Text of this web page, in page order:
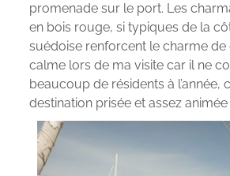
promenade sur le port. Les
en bois rouge, si typiques de la
suédoise renforcent le charme de
calme lors de ma visite car il ne
beaucoup de résidents à l’année,
destination prisée et assez animée